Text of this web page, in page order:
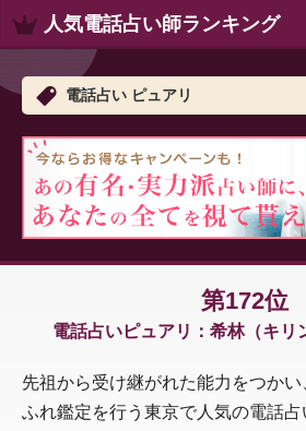
人気電話占い師ランキング
電話占い ピュアリ
第172位
電話占いピュアリ：希林（キリ
先祖から受け継がれた能力をつか
ふれ鑑定を行う東京で人気の電話占